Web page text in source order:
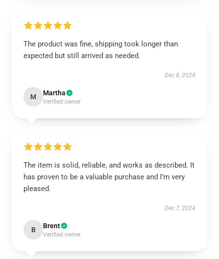
The product was fine, shipping took longer than
expected but still arrived as needed.
Dec 8, 2024
M Martha
Verified owner
The item is solid, reliable, and works as described. It
has proven to be a valuable purchase and I’m very
pleased.
Dec 7, 2024
B Brent
Verified owner